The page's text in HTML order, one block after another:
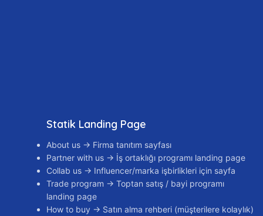
Statik Landing Page
About us → Firma tanıtım sayfası
Partner with us → İş ortaklığı programı landing page
Collab us → Influencer/marka işbirlikleri için sayfa
Trade program → Toptan satış / bayi programı
landing page
How to buy → Satın alma rehberi (müşterilere kolaylık)